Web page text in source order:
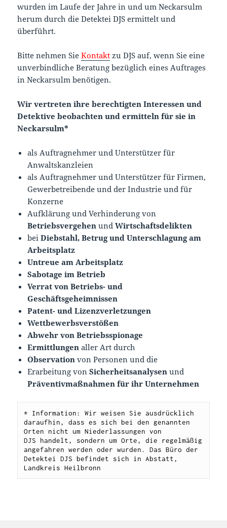
wurden im Laufe der Jahre in und um Neckarsulm
herum durch die Detektei DJS ermittelt und
überführt.
Bitte nehmen SieKontakt zu DJS auf, wenn Sie eine
unverbindliche Beratung bezüglich eines Auftrages
in Neckarsulm benötigen.
Wir vertreten ihre berechtigten Interessen und
Detektive beobachten und ermitteln für sie in
Neckarsulm*
als Auftragnehmer und Unterstützer für
Anwaltskanzleien
als Auftragnehmer und Unterstützer für Firmen,
Gewerbetreibende und der Industrie und für
Konzerne
Aufklärung und Verhinderung von
Betriebsvergehen undWirtschaftsdelikten
beiDiebstahl, Betrug und Unterschlagung am
Arbeitsplatz
Untreue am Arbeitsplatz
Sabotage im Betrieb
Verrat von Betriebs- und
Geschäftsgeheimnissen
Patent- und Lizenzverletzungen
Wettbewerbsverstößen
Abwehr von Betriebsspionage
Ermittlungen aller Art durch
Observation von Personen und die
Erarbeitung vonSicherheitsanalysen und
Präventivmaßnahmen für ihr Unternehmen
* Information: Wir weisen Sie ausdrücklich
daraufhin, dass es sich bei den genannten
Orten nicht um Niederlassungen von
DJS handelt, sondern um Orte, die regelmäßig
angefahren werden oder wurden. Das Büro der
Detektei DJS befindet sich in Abstatt,
Landkreis Heilbronn